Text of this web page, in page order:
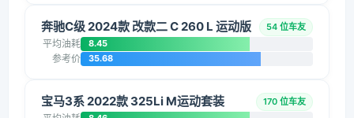
奔驰C级 2024款 改款二 C 260 L 运动版 54 位车友
平均油耗 8.45
参考价 35.68
宝马3系 2022款 325Li M运动套装 170 位车友